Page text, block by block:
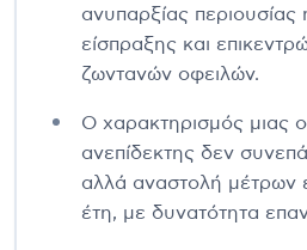
ανυπαρξίας περιουσίας
είσπραξης και
ζωντανών οφειλών.
Ο χαρακτηρισμός μιας
ανεπίδεκτης δεν
αλλά αναστολή μέτρων
έτη, με δυνατότητα